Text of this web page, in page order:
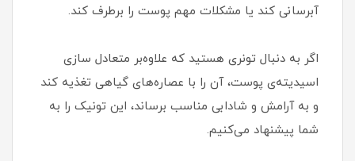
آبرسانی کند یا مشکلات مهم پوست را برطرف کند.
اگر به دنبال تونری هستید که علاوه‌بر متعادل سازی
اسیدیته‌ی پوست، آن را با عصاره‌های گیاهی تغذیه کند
و به آرامش و شادابی مناسب برساند، این تونیک را به
شما پیشنهاد می‌کنیم.